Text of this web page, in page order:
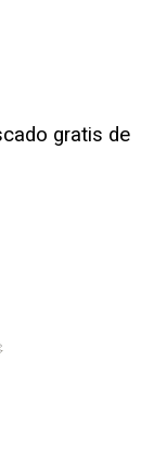
gratis de